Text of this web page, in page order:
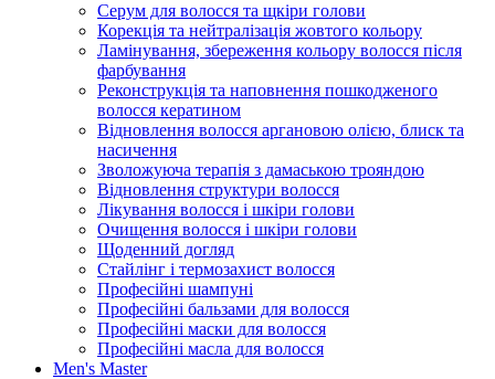
Серум для волосся та щкіри голови
Корекція та нейтралізація жовтого кольору
Ламінування, збереження кольору волосся після
фарбування
Реконструкція та наповнення пошкодженого
волосся кератином
Відновлення волосся аргановою олією, блиск та
насичення
Зволожуюча терапія з дамаською трояндою
Відновлення структури волосся
Лікування волосся і шкіри голови
Очищення волосся і шкіри голови
Щоденний догляд
Стайлінг і термозахист волосся
Професійні шампуні
Професійні бальзами для волосся
Професійні маски для волосся
Професійні масла для волосся
Men's Master